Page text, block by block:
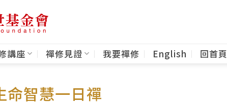
講座 禪修見證 我要禪修 English 回首頁
命智慧一日禪